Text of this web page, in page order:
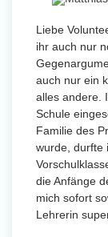
Liebe
ihr auch nur
auch nur ein
alles andere.
Schule
Familie des
wurde, durfte
die Anfänge
mich sofort
Lehrerin